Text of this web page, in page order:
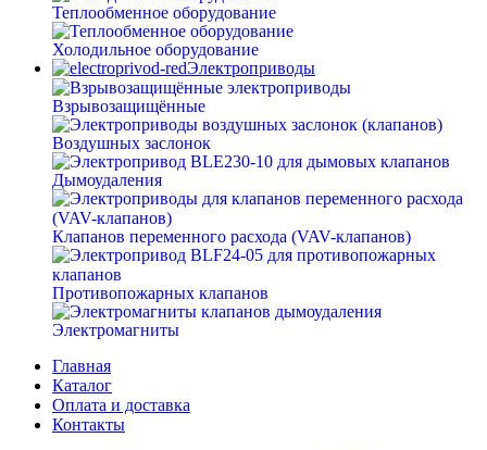
Теплообменное оборудование
Холодильное оборудование
Электроприводы
Взрывозащищённые
Воздушных заслонок
Дымоудаления
Клапанов переменного расхода (VAV-клапанов)
Противопожарных клапанов
Электромагниты
Главная
Каталог
Оплата и доставка
Контакты